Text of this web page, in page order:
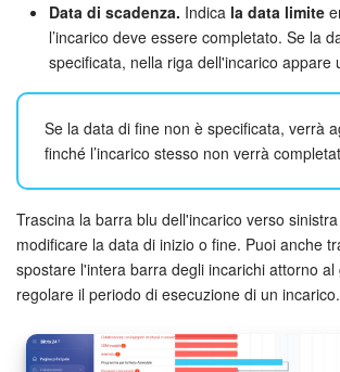
Contact Center
Sales Center
Analisi CRM
Bitrix24 Market
Siti e store
Online store
Data di scadenza. Indica la data limite
l’incarico deve essere completato. Se la
specificata, nella riga dell'incarico appare
Se la data di fine non è specificata, verrà
finché l’incarico stesso non verrà
Trascina la barra blu dell'incarico verso
modificare la data di inizio o fine. Puoi anche
spostare l'intera barra degli incarichi attorno al
regolare il periodo di esecuzione di un incarico.